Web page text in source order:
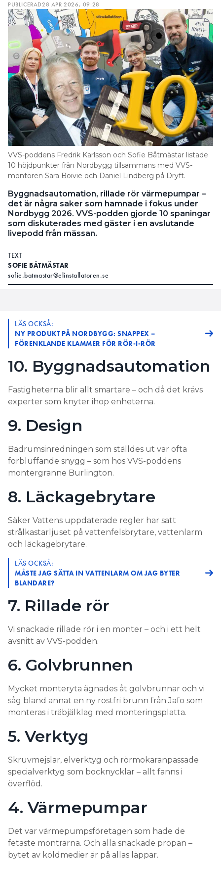
PUBLICERAD28 APR 2026, 09:28
VVS-poddens Fredrik Karlsson och Sofie Båtmästar listade
10 höjdpunkter från Nordbygg tillsammans med VVS-
montören Sara Boivie och Daniel Lindberg på Dryft.
Byggnadsautomation, rillade rör värmepumpar –
det är några saker som hamnade i fokus under
Nordbygg 2026. VVS-podden gjorde 10 spaningar
som diskuterades med gäster i en avslutande
livepodd från mässan.
TEXT
SOFIE BÅTMÄSTAR
sofie.batmastar@elinstallatoren.se
LÄS OCKSÅ:
NY PRODUKT PÅ NORDBYGG: SNAPPEX –
FÖRENKLANDE KLAMMER FÖR RÖR-I-RÖR
10. Byggnadsautomation
Fastigheterna blir allt smartare – och då det krävs
experter som knyter ihop enheterna.
9. Design
Badrumsinredningen som ställdes ut var ofta
förbluffande snygg – som hos VVS-poddens
montergranne Burlington.
8. Läckagebrytare
Säker Vattens uppdaterade regler har satt
strålkastarljuset på vattenfelsbrytare, vattenlarm
och läckagebrytare.
LÄS OCKSÅ:
MÅSTE JAG SÄTTA IN VATTENLARM OM JAG BYTER
BLANDARE?
7. Rillade rör
Vi snackade rillade rör i en monter – och i ett helt
avsnitt av VVS-podden.
6. Golvbrunnen
Mycket monteryta ägnades åt golvbrunnar och vi
såg bland annat en ny rostfri brunn från Jafo som
monteras i träbjälklag med monteringsplatta.
5. Verktyg
Skruvmejslar, elverktyg och rörmokaranpassade
specialverktyg som bocknycklar – allt fanns i
överflöd.
4. Värmepumpar
Det var värmepumpsföretagen som hade de
fetaste montrarna. Och alla snackade propan –
bytet av köldmedier är på allas läppar.